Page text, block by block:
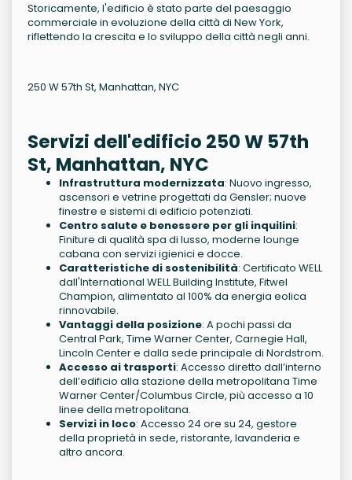
Storicamente, l'edificio è stato parte del paesaggio
commerciale in evoluzione della città di New York,
riflettendo la crescita e lo sviluppo della città negli anni.
250 W 57th St, Manhattan, NYC
Servizi dell'edificio 250 W 57th
St, Manhattan, NYC
Infrastruttura modernizzata: Nuovo ingresso,
ascensori e vetrine progettati da Gensler; nuove
finestre e sistemi di edificio potenziati.
Centro salute e benessere per gli inquilini:
Finiture di qualità spa di lusso, moderne lounge
cabana con servizi igienici e docce.
Caratteristiche di sostenibilità: Certificato WELL
dall'International WELL Building Institute, Fitwel
Champion, alimentato al 100% da energia eolica
rinnovabile.
Vantaggi della posizione: A pochi passi da
Central Park, Time Warner Center, Carnegie Hall,
Lincoln Center e dalla sede principale di Nordstrom.
Accesso ai trasporti: Accesso diretto dall’interno
dell’edificio alla stazione della metropolitana Time
Warner Center/Columbus Circle, più accesso a 10
linee della metropolitana.
Servizi in loco: Accesso 24 ore su 24, gestore
della proprietà in sede, ristorante, lavanderia e
altro ancora.